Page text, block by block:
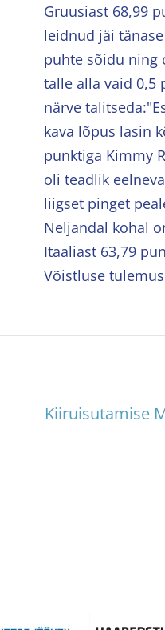
Gruusiast 68,99
leidnud jäi
puhte sõidu ning
talle alla vaid 0,5
närve
kava lõpus lasin
punktiga Kimmy
oli teadlik
liigset pinget
Neljandal kohal
Itaaliast 63,79
Võistluse
Kiiruisutamise